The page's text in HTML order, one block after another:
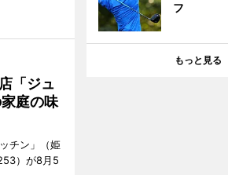
「ジュ
庭の味
チン」（姫
）が8月5
フ
もっと見る